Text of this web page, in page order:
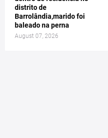
distrito de
Barrolândia,marido foi
baleado na perna
August 07, 2026